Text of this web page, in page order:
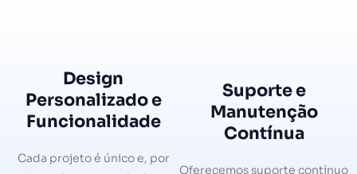
Design
Personalizado e
Funcionalidade
Cada projeto é único e, por
Suporte e
Manutenção
Contínua
Oferecemos suporte contínuo